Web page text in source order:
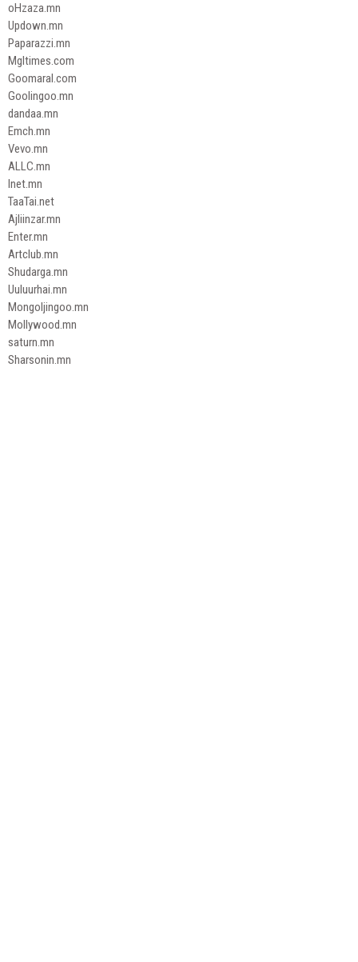
oHzaza.mn
Updown.mn
Paparazzi.mn
Mgltimes.com
Goomaral.com
Goolingoo.mn
dandaa.mn
Emch.mn
Vevo.mn
ALLC.mn
Inet.mn
TaaTai.net
Ajliinzar.mn
Enter.mn
Artclub.mn
Shudarga.mn
Uuluurhai.mn
Mongoljingoo.mn
Mollywood.mn
saturn.mn
Sharsonin.mn